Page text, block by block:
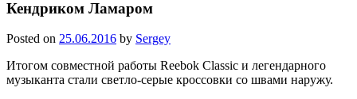
Кендриком Ламаром
Posted on 25.06.2016 by Sergey
Итогом совместной работы Reebok Classic и легендарного
музыканта стали светло-серые кроссовки со швами наружу.